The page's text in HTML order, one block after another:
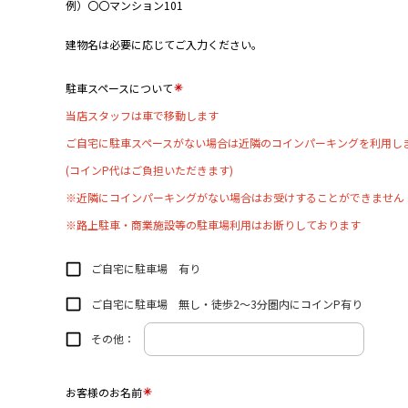
例）〇〇マンション101
建物名は必要に応じてご入力ください。
駐車スペースについて
当店スタッフは車で移動します
ご自宅に駐車スペースがない場合は近隣のコインパーキングを利用し
(コインP代はご負担いただきます)
※近隣にコインパーキングがない場合はお受けすることができません
※路上駐車・商業施設等の駐車場利用はお断りしております
ご自宅に駐車場 有り
ご自宅に駐車場 無し・徒歩2～3分圏内にコインP有り
その他：
お客様のお名前